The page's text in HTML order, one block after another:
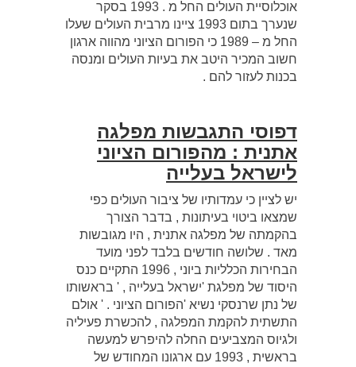
אוכלוסיית העולים החל מ . 1993 בסקר
שנערך בתום 1993 ציינו מרבית העולים שעלו
החל מ – 1989 כי הפורום הציוני מהווה ארגון
חשוב המכיר היטב את בעיות העולים ומנסה
בכנות לעזור להם .
דפוסי התגבשות מפלגה
אתנית : מהפורום הציוני
לישראל בעלייה
יש לציין כי עמדותיו של ציבור העולים כפי
שמצאו ביטוי בעיתונות , בדבר הצורך
בהקמתה של מפלגה אתנית , היו מגובשות
מאד . שלושה חודשים בלבד לפני מועד
הבחירות הכלליות ביוני , 1996 התקיים כנס
היסוד של מפלגת 'ישראל בעלייה , ' בראשותו
של נתן שרנסקי נשיא 'הפורום הציוני . ' אולם
התשתית להקמת המפלגה , להכשרת פעיליה
ולגיוס המצביעים החלה להיפרש למעשה
בראשית , 1993 עם ארגונו המחודש של